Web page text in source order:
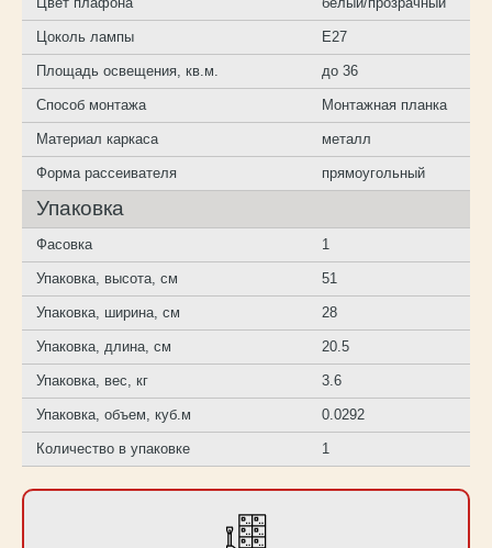
Цоколь лампы E27
Площадь освещения, кв.м. до 36
Способ монтажа Монтажная планка
Материал каркаса металл
Форма рассеивателя прямоугольный
Упаковка
Фасовка 1
Упаковка, высота, см 51
Упаковка, ширина, см 28
Упаковка, длина, см 20.5
Упаковка, вес, кг 3.6
Упаковка, объем, куб.м 0.0292
Количество в упаковке 1